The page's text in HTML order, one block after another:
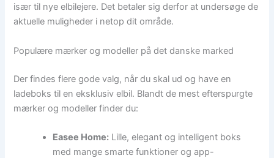
især til nye elbilejere. Det betaler sig derfor at undersøge de
aktuelle muligheder i netop dit område.
Populære mærker og modeller på det danske marked
Der findes flere gode valg, når du skal ud og have en
ladeboks til en eksklusiv elbil. Blandt de mest efterspurgte
mærker og modeller finder du:
Easee Home: Lille, elegant og intelligent boks
med mange smarte funktioner og app-